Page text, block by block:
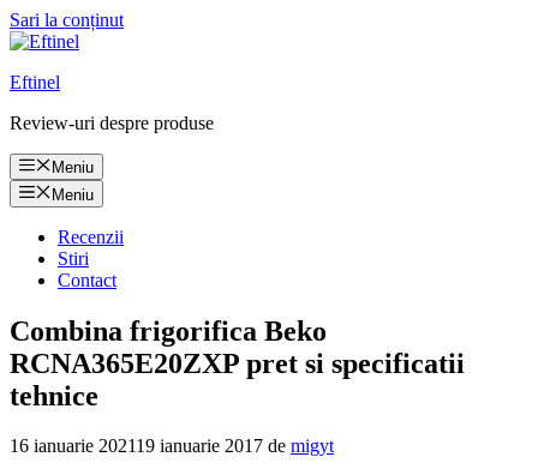
Sari la conținut
Eftinel
Review-uri despre produse
Meniu
Meniu
Recenzii
Stiri
Contact
Combina frigorifica Beko
RCNA365E20ZXP pret si specificatii
tehnice
16 ianuarie 202119 ianuarie 2017 de migyt